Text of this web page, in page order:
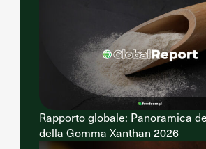
Rapporto globale: Panoramica
della Gomma Xanthan 2026